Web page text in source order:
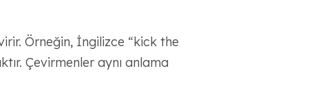
Örneğin, İngilizce “kick the
Çevirmenler aynı anlama